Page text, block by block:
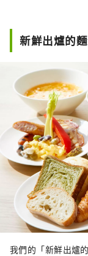
新鮮出爐的
我們的「新鮮出爐